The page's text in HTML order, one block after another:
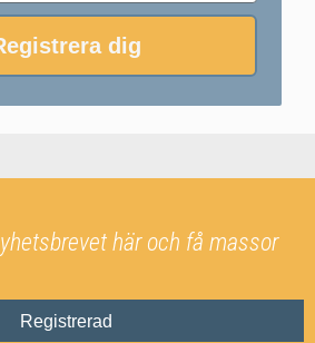
dig
här och få massor
Registrerad